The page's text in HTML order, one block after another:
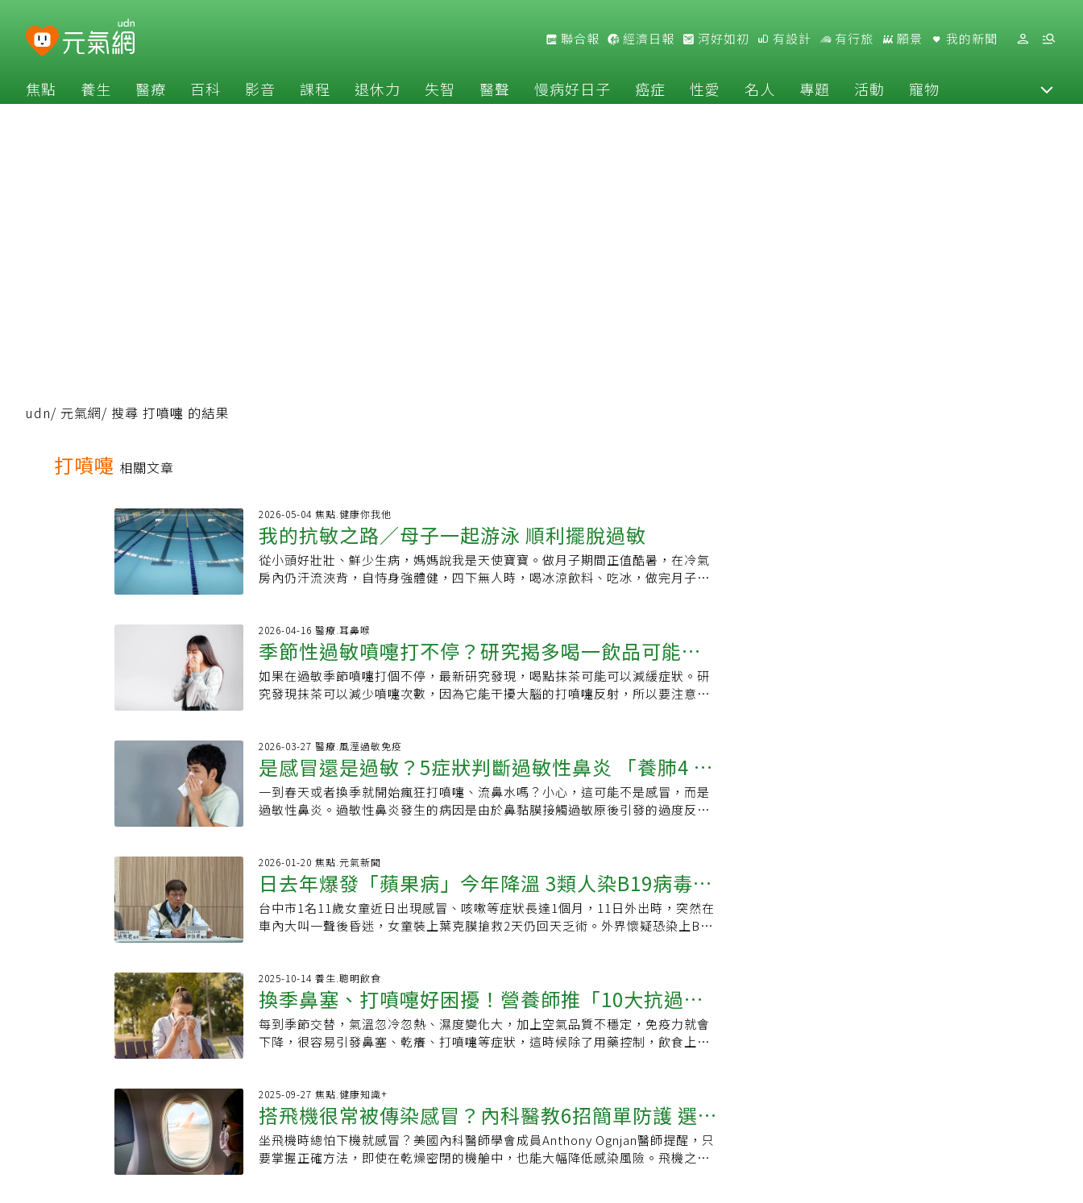
聯合報 經濟日報 河好如初 有設計 有行旅 願景 我的新聞
焦點 養生 醫療 百科 影音 課程 退休力 失智 醫聲 慢病好日子 癌症 性愛 名人 專題 活動 寵物
udn/ 元氣網/ 搜尋 打噴嚏 的結果
打噴嚏 相關文章
2026-05-04 焦點.健康你我他
我的抗敏之路／母子一起游泳 順利擺脫過敏
從小頭好壯壯、鮮少生病，媽媽說我是天使寶寶。做月子期間正值酷暑，在冷氣
房內仍汗流浹背，自恃身強體健，四下無人時，喝冰涼飲料、吃冰，做完月子季
大時，不是一直揉眼睛，就是整天打噴嚏、流鼻水，方法用盡仍無法減緩症狀。
除了就醫之外，深知透過規律運動可以改善過敏體質，又以游泳是全身性運動，
能增加肺活量、強化呼吸道及免疫系統，對緩解過敏症狀有益。我在高中時期的
游泳課是經無數次補考，才勉強及格，但為了孩子，我努力克服恐水症。當孩子
小一時的身高符合泳池高度，晚上就和我一起到社區學游泳，也參加學校晨泳校
幾趟，原本產後很難瘦身，卻因為游泳體重也漸漸減下來，恢復婚前窈窕體態，
往昔我們整天包餛飩及黑眼圈也不復見。經由長期抗戰，現在我們已經順利擺脫
過敏體質，游泳也愈游愈有心得，正準備要挑戰泳渡日月潭呢。延伸閱讀孩子不
愛互動就是自閉症？ 心理師提醒：別用「大隻雞慢啼」安慰自己，及早評估才不
2026-04-16 醫療.耳鼻喉
季節性過敏噴嚏打不停？研究揭多喝一飲品可能有
助減緩症狀
如果在過敏季節噴嚏打個不停，最新研究發現，喝點抹茶可能可以減緩症狀。研
究發現抹茶可以減少噴嚏次數，因為它能干擾大腦的打噴嚏反射，所以要注意的
研究指出，抹茶可以減少打噴嚏，但和大多數過敏療法的作用不同，研究人員發
現抹茶能在神經系統起作用，特別是引發打噴嚏的反射，而不是針對發炎或組織
胺。研究人員讓老鼠暴露在通常會引發類似季節性過敏性鼻炎症狀的過敏原中，
再將老鼠分為兩群，一群餵食抹茶，另一群則沒有，結果很明顯，有喝抹茶的老
鼠打噴嚏次數很明顯比較少。結果的背後原因更有趣。大多數過敏療法著重於抑
報導指出，抹茶減少腦幹中控制打噴嚏等非自主反應區域的活動，因此它並非預
防過敏，而是可能減輕身體對過敏的強烈反應。與其說是解決問題，不如說是降
低反應強度。研究團隊指出，抹茶有這樣的效果，是因為富含生物活性化合物如
胺基酸（包括L-茶胺酸），這些胺基酸已被證實可以抗發炎和具鎮靜效果。目前
意。首先，上述提到的研究是在老鼠身上而非人體進行，老鼠攝取的抹茶量比一
般抹茶飲品還多，研究團隊指出在正式建議飲用抹茶減少季節性過敏症狀前，還
需要更多研究和實驗，特別是以人體進行實驗。儘管如此，這仍點出有趣的一
點，也就是食物和飲品的成分影響的不只有身體反應，還有大腦如何解讀這些反
應；這也在抹茶的眾多益處中再添一筆。
2026-03-27 醫療.風溼過敏免疫
是感冒還是過敏？5症狀判斷過敏性鼻炎 「養肺4 穴
位」改善鼻周循環
一到春天或者換季就開始瘋狂打噴嚏、流鼻水嗎？小心，這可能不是感冒，而是
過敏性鼻炎。過敏性鼻炎發生的病因是由於鼻黏膜接觸過敏原後引發的過度反
塞，多是雙側、持續性、輕重程度不一。3.流清涕，大多是清水樣鼻涕，如果有
繼發性感染則黏液濃稠。4.嗅覺減退，因鼻黏膜水腫所致暫時性嗅覺減退。5.眼
睛癢、耳朵癢在外觀上的影響1.黑眼圈重2.因為常揉鼻子，鼻邊產生橫紋3.因為常
揉眼睛，眼邊產生橫線4.小孩張口呼吸會影響上顎的發育，可能導致上顎牙齒外
突、短下巴鼻子過敏和肺、脾、腎都相關過敏性鼻炎雖然在肺，但和脾、腎密切
寒飲冷則傷肺 」所以要避免冰涼飲料、寒性水果蔬菜（西瓜、水梨、椰子汁、白
蘿蔔）。少吃辛辣、燒烤或油炸等刺激類食物，避免刺激脾胃，導致脾胃運化痰
濕的力量減弱。生活調整鼻過敏多發生於早晨，起床後先在被窩中雙手摩擦發
熱，在鼻翼周圍按摩多下再下床，下床後花幾分鐘活動身體。多運動，腎上腺素
睡眠足夠、避免過度疲勞和抽煙喝酒使身體維持好的免疫力穴位按摩A.迎香穴位
置：鼻翼外緣與法令紋相交之處功效：藉由改善鼻周循環，來通鼻竅B.風池穴位
置：枕骨下緣，胸鎖乳突肌與斜方肌之間的凹陷處功用：是風邪容易蓄積之處，
按摩可以祛風散寒C.太淵穴位置：手腕內側橫紋上，靠近拇指一側，橈動脈搏動
的凹陷處功用：藉由養肺來增加免疫力D.足三里穴位置：在小腿外側，外膝眼下
2026-01-20 焦點.元氣新聞
日去年爆發「蘋果病」今年降溫 3類人染B19病毒需
注意...釀心肌炎恐致死
台中市1名11歲女童近日出現感冒、咳嗽等症狀長達1個月，11日外出時，突然在
車內大叫一聲後昏迷，女童裝上葉克膜搶救2天仍回天乏術。外界懷疑恐染上B19
率恐達3成。疾管署防疫醫師林詠青表示，B19病毒在日本被稱為「蘋果病」，國
內的正式的名稱為「傳染性紅斑」。B19微小病毒通常造成的症狀都是輕微，且
可以自行痊癒，傳染途徑與一般呼吸道傳染病類似，主要是透過飛沫傳染。人體
若暴露到病毒後，約經過4天到14天左右就會出現症狀，部分患者屬於「無症狀感
染者」。林詠青說，B19微小病毒主要是發生在小朋友身上，初期症狀如發燒、
症狀就需提高警覺，並提醒醫師孩子身體出現鮮紅色皮疹，而孩子的皮疹通常會
自行痊癒。相較於孩子，成人感染B19病毒後，出現皮疹的狀況較為少見，成人
通常會關節痛跟關節炎的症狀，這類症狀也會自行痊癒。而B19病毒較特別之
處，是會侵犯到其他的器官系統，像慢性血液性疾病、免疫功能低下及孕婦要特
2025-10-14 養生.聰明飲食
換季鼻塞、打噴嚏好困擾！營養師推「10大抗過敏
食物」，每天1顆蘋果有用！
每到季節交替，氣溫忽冷忽熱、濕度變化大，加上空氣品質不穩定，免疫力就會
下降，很容易引發鼻塞、乾癢、打噴嚏等症狀，這時候除了用藥控制，飲食上的
建議每天吃一顆（一顆通常就有200-500mg的蘋果多酚含量）2、綠葉菜綠葉菜
含有豐富葉綠素，建議每天吃一碗半的蔬菜（海藻類植物也很棒），不只能改善
過敏症狀，也能補充每日膳食纖維所需3、番茄番茄中含有豐富類胡蘿蔔素，像是
番茄紅素、β胡蘿蔔素等，還有多酚，如類黃酮、酚酸，都可以幫助抗過敏，提升
生活品質 4、益生菌雖然益生菌沒辦法完全根治鼻過敏，但能做到改善症狀，其
2025-09-27 焦點.健康知識+
搭飛機很常被傳染感冒？內科醫教6招簡單防護 選位
也大有學問
坐飛機時總怕下機就感冒？美國內科醫師學會成員Anthony Ognjan醫師提醒，只
要掌握正確方法，即使在乾燥密閉的機艙中，也能大幅降低感染風險。飛機之所